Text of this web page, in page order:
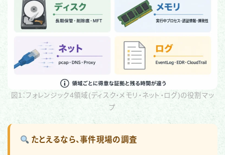
図1：フォレンジック4領域(ディスク・メモリ・ネット・ログ)の役割マッ
プ
たとえるなら、事件現場の調査